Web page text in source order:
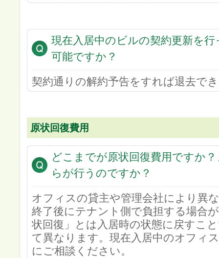
現在入居中のビルの契約更新を
可能ですか？
契約通りの解約予告をすれば退去で
原状回復費用
どこまでが原状回復費用ですか
らが行うのですか？
オフィスの貸主や管理会社により異
終了後にテナント側で負担する場合
状回復」とは入居時の状態に戻すこ
て異なります。現在入居中のオフィ
にご相談ください。